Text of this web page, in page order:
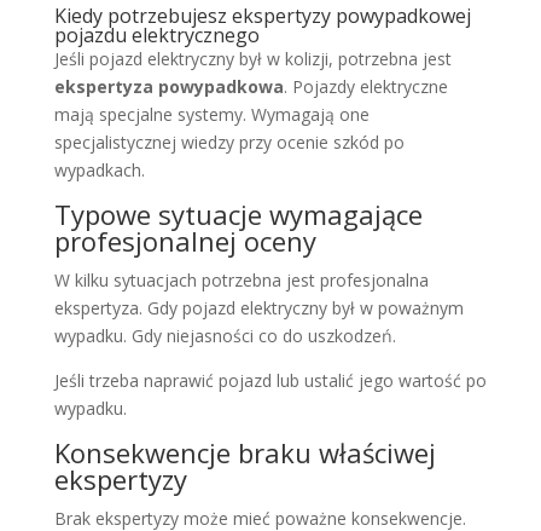
Kiedy potrzebujesz ekspertyzy powypadkowej
pojazdu elektrycznego
Jeśli pojazd elektryczny był w kolizji, potrzebna jest
ekspertyza powypadkowa. Pojazdy elektryczne
mają specjalne systemy. Wymagają one
specjalistycznej wiedzy przy ocenie szkód po
wypadkach.
Typowe sytuacje wymagające
profesjonalnej oceny
W kilku sytuacjach potrzebna jest profesjonalna
ekspertyza. Gdy pojazd elektryczny był w poważnym
wypadku. Gdy niejasności co do uszkodzeń.
Jeśli trzeba naprawić pojazd lub ustalić jego wartość po
wypadku.
Konsekwencje braku właściwej
ekspertyzy
Brak ekspertyzy może mieć poważne konsekwencje.